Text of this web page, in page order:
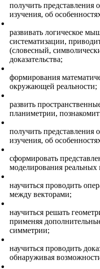
получить представления
изучения, об
развивать логическое
систематизации,
(словесный,
доказательства;
формирования
окружающей реальности;
развить
планиметрии,
получить представления
изучения, об
сформировать
моделирования реальных
научиться проводить
между векторами;
научиться решать
применяя
симметрии;
научиться проводить
обнаруживая